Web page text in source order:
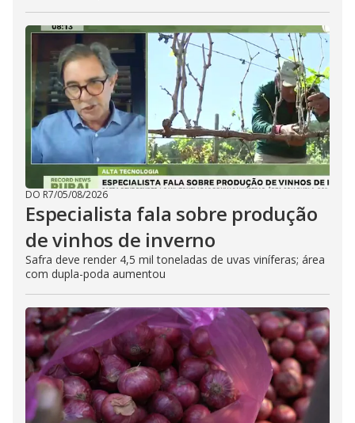
DO R7/05/08/2026
Especialista fala sobre produção
de vinhos de inverno
Safra deve render 4,5 mil toneladas de uvas viníferas; área
com dupla-poda aumentou